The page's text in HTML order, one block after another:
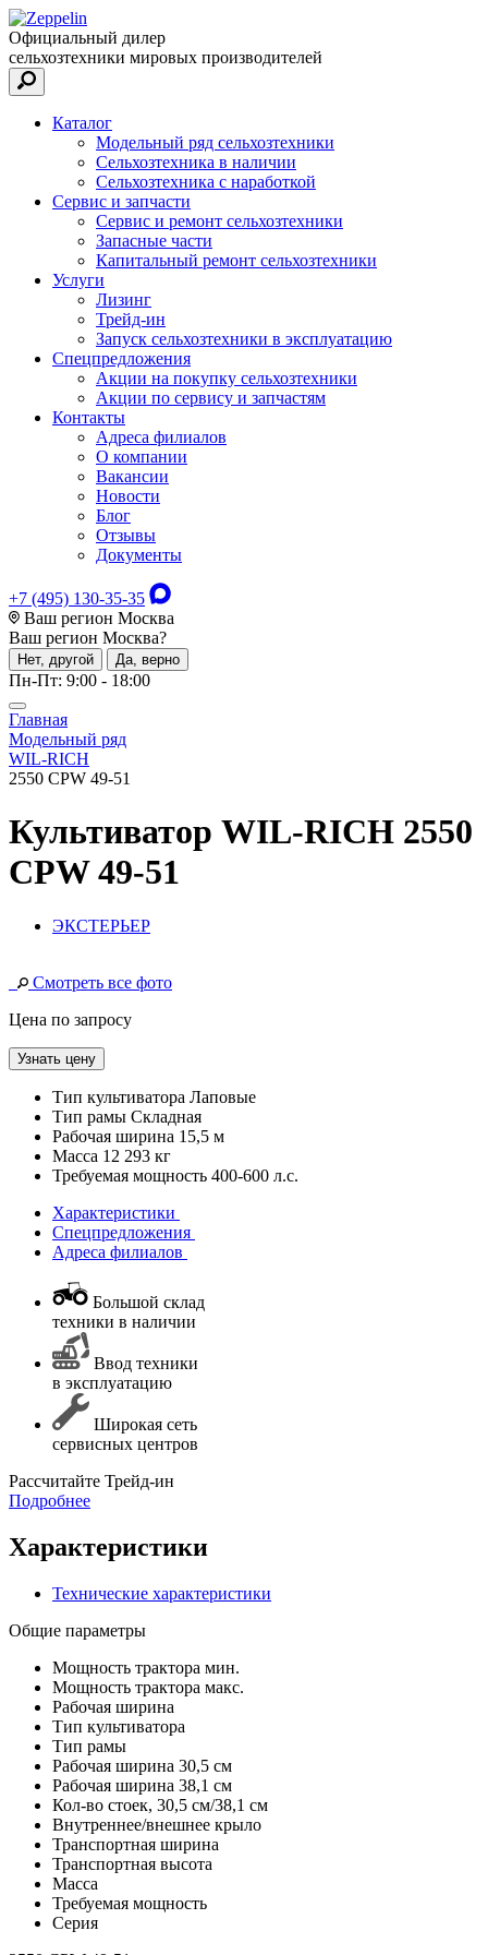
Официальный дилер
сельхозтехники мировых производителей
Каталог
Модельный ряд сельхозтехники
Сельхозтехника в наличии
Сельхозтехника с наработкой
Сервис и запчасти
Сервис и ремонт сельхозтехники
Запасные части
Капитальный ремонт сельхозтехники
Услуги
Лизинг
Трейд-ин
Запуск сельхозтехники в эксплуатацию
Спецпредложения
Акции на покупку сельхозтехники
Акции по сервису и запчастям
Контакты
Адреса филиалов
О компании
Вакансии
Новости
Блог
Отзывы
Документы
+7 (495) 130-35-35
Ваш регион Москва
Ваш регион Москва?
Нет, другой Да, верно
Пн-Пт: 9:00 - 18:00
Главная
Модельный ряд
WIL-RICH
2550 CPW 49-51
Культиватор WIL-RICH 2550
CPW 49-51
ЭКСТЕРЬЕР
Смотреть все фото
Цена по запросу
Узнать цену
Тип культиватора Лаповые
Тип рамы Складная
Рабочая ширина 15,5 м
Масса 12 293 кг
Требуемая мощность 400-600 л.с.
Характеристики
Спецпредложения
Адреса филиалов
Большой склад
техники в наличии
Ввод техники
в эксплуатацию
Широкая сеть
сервисных центров
Раcсчитайте Трейд-ин
Подробнее
Характеристики
Технические характеристики
Общие параметры
Мощность трактора мин.
Мощность трактора макс.
Рабочая ширина
Тип культиватора
Тип рамы
Рабочая ширина 30,5 см
Рабочая ширина 38,1 см
Кол-во стоек, 30,5 см/38,1 см
Внутреннее/внешнее крыло
Транспортная ширина
Транспортная высота
Масса
Требуемая мощность
Серия